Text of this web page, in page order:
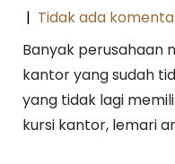
| Tidak ada
Banyak perusahaan
kantor yang sudah
yang tidak lagi
kursi kantor, lemari